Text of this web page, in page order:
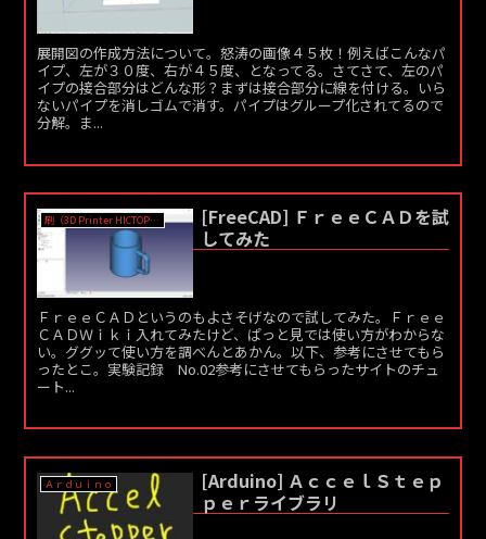
展開図の作成方法について。怒涛の画像４５枚！例えばこんなパ
イプ、左が３０度、右が４５度、となってる。さてさて、左のパ
イプの接合部分はどんな形？まずは接合部分に線を付ける。いら
ないパイプを消しゴムで消す。パイプはグループ化されてるので
分解。ま...
刷（3D Printer HICTOP 3dp-17bk）
[FreeCAD] ＦｒｅｅＣＡＤを試
してみた
ＦｒｅｅＣＡＤというのもよさそげなので試してみた。Ｆｒｅｅ
ＣＡＤＷｉｋｉ入れてみたけど、ぱっと見では使い方がわからな
い。ググッて使い方を調べんとあかん。以下、参考にさせてもら
ったとこ。実験記録 No.02参考にさせてもらったサイトのチュ
ート...
Ａｒｄｕｉｎｏ
[Arduino] ＡｃｃｅｌＳｔｅｐ
ｐｅｒライブラリ